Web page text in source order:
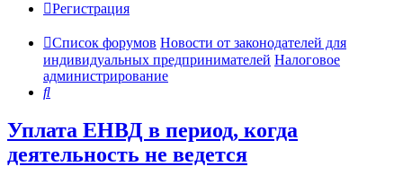
Регистрация
Список форумов Новости от законодателей для
индивидуальных предпринимателей Налоговое
администрирование
Поиск
Уплата ЕНВД в период, когда
деятельность не ведется